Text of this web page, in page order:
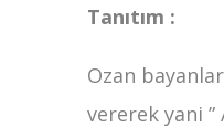
Tanıtım :
Ozan
vererek yani